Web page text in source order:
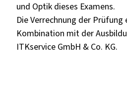
und Optik dieses Examens.
Die Verrechnung der
Kombination mit der
ITKservice GmbH & Co. KG.